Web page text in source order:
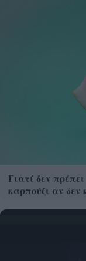
Γιατί δεν
καρπούζι αν δεν